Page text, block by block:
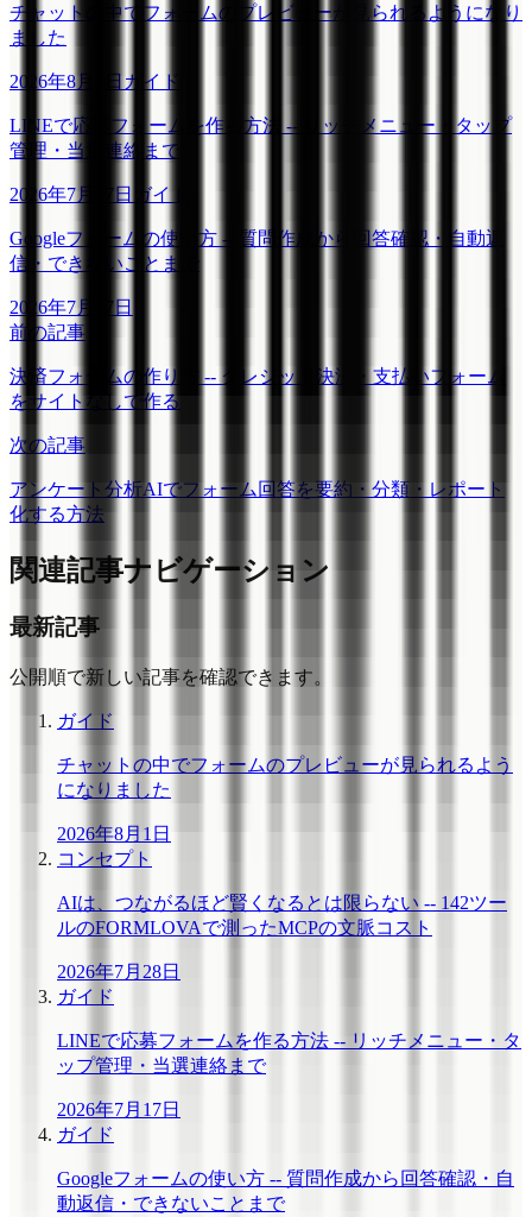
チャットの中でフォームのプレビューが見られるようになり
ました
2026年8月1日 ガイド
LINEで応募フォームを作る方法 -- リッチメニュー・タップ
管理・当選連絡まで
2026年7月17日 ガイド
Googleフォームの使い方 -- 質問作成から回答確認・自動返
信・できないことまで
2026年7月17日
前の記事
決済フォームの作り方 -- クレジット決済・支払いフォーム
をサイトなしで作る
次の記事
アンケート分析AIでフォーム回答を要約・分類・レポート
化する方法
関連記事ナビゲーション
最新記事
公開順で新しい記事を確認できます。
ガイド
チャットの中でフォームのプレビューが見られるよう
になりました
2026年8月1日
コンセプト
AIは、つながるほど賢くなるとは限らない -- 142ツー
ルのFORMLOVAで測ったMCPの文脈コスト
2026年7月28日
ガイド
LINEで応募フォームを作る方法 -- リッチメニュー・タ
ップ管理・当選連絡まで
2026年7月17日
ガイド
Googleフォームの使い方 -- 質問作成から回答確認・自
動返信・できないことまで